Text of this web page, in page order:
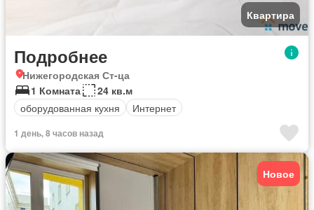
Квартира
Подробнее
Нижегородская Ст-ца
1 Комната
24 кв.м
оборудованная кухня
Интернет
1 день, 8 часов назад
Новое